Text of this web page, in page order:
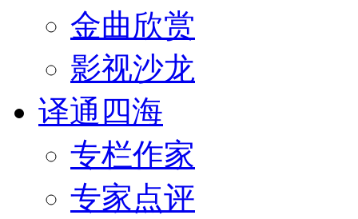
金曲欣赏
影视沙龙
译通四海
专栏作家
专家点评